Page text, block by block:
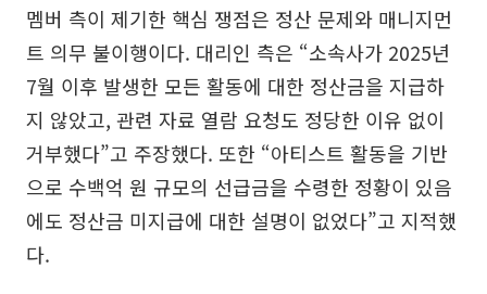
멤버 측이 제기한 핵심 쟁점은 정산 문제와 매니지먼
트 의무 불이행이다. 대리인 측은 “소속사가 2025년
7월 이후 발생한 모든 활동에 대한 정산금을 지급하
지 않았고, 관련 자료 열람 요청도 정당한 이유 없이
거부했다”고 주장했다. 또한 “아티스트 활동을 기반
으로 수백억 원 규모의 선급금을 수령한 정황이 있음
에도 정산금 미지급에 대한 설명이 없었다”고 지적했
다.